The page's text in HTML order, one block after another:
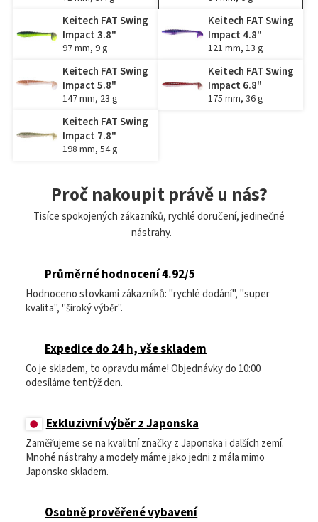
Keitech FAT Swing
Impact 3.8"
97 mm, 9 g
Keitech FAT Swing
Impact 4.8"
121 mm, 13 g
Keitech FAT Swing
Impact 5.8"
147 mm, 23 g
Keitech FAT Swing
Impact 6.8"
175 mm, 36 g
Keitech FAT Swing
Impact 7.8"
198 mm, 54 g
Proč nakoupit právě u nás?
Tisíce spokojených zákazníků, rychlé doručení, jedinečné
nástrahy.
Průměrné hodnocení 4.92/5
Hodnoceno stovkami zákazníků: "rychlé dodání", "super
kvalita", "široký výběr".
Expedice do 24 h, vše skladem
Co je skladem, to opravdu máme! Objednávky do 10:00
odesíláme tentýž den.
Exkluzivní výběr z Japonska
Zaměřujeme se na kvalitní značky z Japonska i dalších zemí.
Mnohé nástrahy a modely máme jako jedni z mála mimo
Japonsko skladem.
Osobně prověřené vybavení